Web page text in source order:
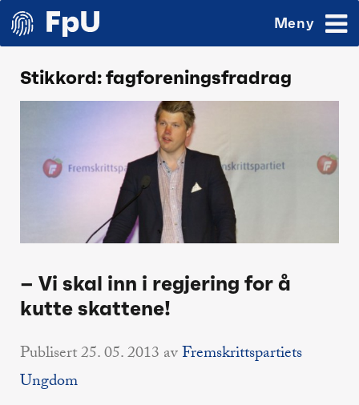
Meny
Stikkord:fagforeningsfradrag
– Vi skal inn i regjering for å
kutte skattene!
Publisert25. 05. 2013 avFremskrittspartiets
Ungdom